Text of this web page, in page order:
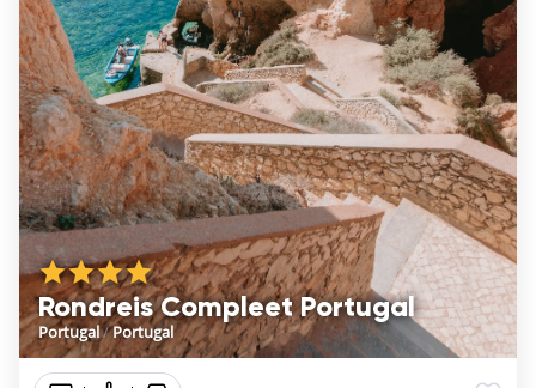
Rondreis Compleet Portugal
Portugal/Portugal